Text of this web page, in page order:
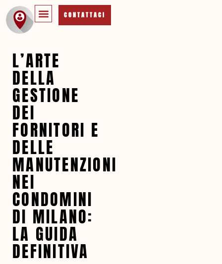
CONTATTACI
L’ARTE
DELLA
GESTIONE
DEI
FORNITORI E
DELLE
MANUTENZIONI
NEI
CONDOMINI
DI MILANO:
LA GUIDA
DEFINITIVA